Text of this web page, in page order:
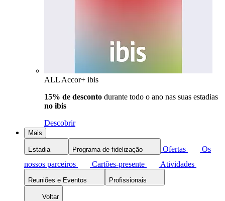
ALL Accor+ ibis
15% de desconto durante todo o ano nas suas estadias
no ibis
Descobrir
Mais
Estadia Programa de fidelização Ofertas
Os
nossos parceiros
Cartões-presente Atividades
Reuniões e Eventos Profissionais
Voltar